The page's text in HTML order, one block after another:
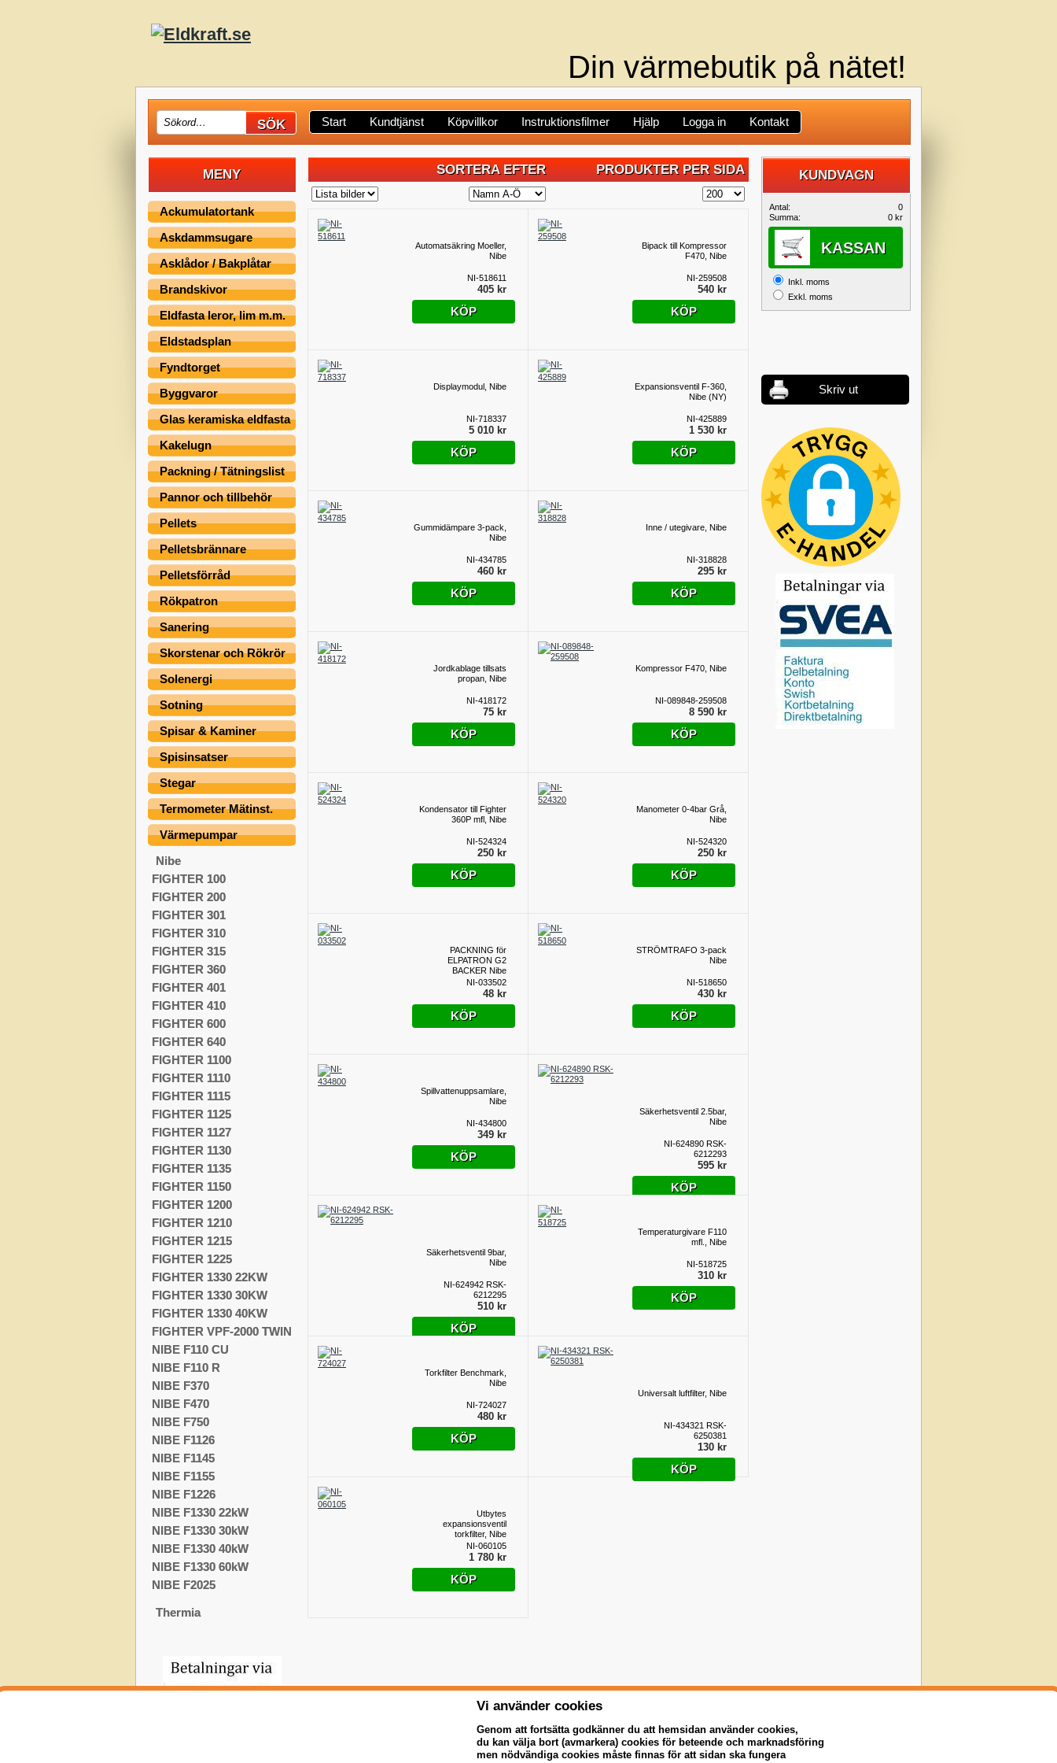
Din värmebutik på nätet!
Start Kundtjänst Köpvillkor Instruktionsfilmer Hjälp Logga in Kontakt
MENY
Ackumulatortank
Askdammsugare
Asklådor / Bakplåtar
Brandskivor
Eldfasta leror, lim m.m.
Eldstadsplan
Fyndtorget
Byggvaror
Glas keramiska eldfasta
Kakelugn
Packning / Tätningslist
Pannor och tillbehör
Pellets
Pelletsbrännare
Pelletsförråd
Rökpatron
Sanering
Skorstenar och Rökrör
Solenergi
Sotning
Spisar & Kaminer
Spisinsatser
Stegar
Termometer Mätinst.
Värmepumpar
Nibe
FIGHTER 100
FIGHTER 200
FIGHTER 301
FIGHTER 310
FIGHTER 315
FIGHTER 360
FIGHTER 401
FIGHTER 410
FIGHTER 600
FIGHTER 640
FIGHTER 1100
FIGHTER 1110
FIGHTER 1115
FIGHTER 1125
FIGHTER 1127
FIGHTER 1130
FIGHTER 1135
FIGHTER 1150
FIGHTER 1200
FIGHTER 1210
FIGHTER 1215
FIGHTER 1225
FIGHTER 1330 22KW
FIGHTER 1330 30KW
FIGHTER 1330 40KW
FIGHTER VPF-2000 TWIN
NIBE F110 CU
NIBE F110 R
NIBE F370
NIBE F470
NIBE F750
NIBE F1126
NIBE F1145
NIBE F1155
NIBE F1226
NIBE F1330 22kW
NIBE F1330 30kW
NIBE F1330 40kW
NIBE F1330 60kW
NIBE F2025
Thermia
KUNDVAGN
KUNDVAGN
Antal:
0
Summa:
0 kr
KASSAN
Inkl. moms
Exkl. moms
Skriv ut
SORTERA EFTER PRODUKTER PER SIDA
Automatsäkring Moeller,
Nibe
NI-518611
405 kr
KÖP
Bipack till Kompressor
F470, Nibe
NI-259508
540 kr
KÖP
Displaymodul, Nibe
NI-718337
5 010 kr
KÖP
Expansionsventil F-360,
Nibe (NY)
NI-425889
1 530 kr
KÖP
Gummidämpare 3-pack,
Nibe
NI-434785
460 kr
KÖP
Inne / utegivare, Nibe
NI-318828
295 kr
KÖP
Jordkablage tillsats
propan, Nibe
NI-418172
75 kr
KÖP
Kompressor F470, Nibe
NI-089848-259508
8 590 kr
KÖP
Kondensator till Fighter
360P mfl, Nibe
NI-524324
250 kr
KÖP
Manometer 0-4bar Grå,
Nibe
NI-524320
250 kr
KÖP
PACKNING för
ELPATRON G2
BACKER Nibe
NI-033502
48 kr
KÖP
STRÖMTRAFO 3-pack
Nibe
NI-518650
430 kr
KÖP
Spillvattenuppsamlare,
Nibe
NI-434800
349 kr
KÖP
Säkerhetsventil 2.5bar,
Nibe
NI-624890 RSK-
6212293
595 kr
KÖP
Säkerhetsventil 9bar,
Nibe
NI-624942 RSK-
6212295
510 kr
KÖP
Temperaturgivare F110
mfl., Nibe
NI-518725
310 kr
KÖP
Torkfilter Benchmark,
Nibe
NI-724027
480 kr
KÖP
Universalt luftfilter, Nibe
NI-434321 RSK-
6250381
130 kr
KÖP
Utbytes
expansionsventil
torkfilter, Nibe
NI-060105
1 780 kr
KÖP
Vi använder cookies
Genom att fortsätta godkänner du att hemsidan använder cookies,
du kan välja bort (avmarkera) cookies för beteende och marknadsföring
men nödvändiga cookies måste finnas för att sidan ska fungera